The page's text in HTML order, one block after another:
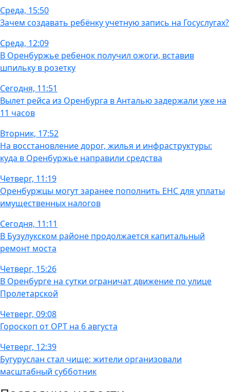
Среда, 15:50
Зачем создавать ребёнку учетную запись на Госуслугах?
Среда, 12:09
В Оренбуржье ребенок получил ожоги, вставив
шпильку в розетку
Сегодня, 11:51
Вылет рейса из Оренбурга в Анталью задержали уже на
11 часов
Вторник, 17:52
На восстановление дорог, жилья и инфраструктуры:
куда в Оренбуржье направили средства
Четверг, 11:19
Оренбуржцы могут заранее пополнить ЕНС для уплаты
имущественных налогов
Сегодня, 11:11
В Бузулукском районе продолжается капитальный
ремонт моста
Четверг, 15:26
В Оренбурге на сутки ограничат движение по улице
Пролетарской
Четверг, 09:08
Гороскоп от ОРТ на 6 августа
Четверг, 12:39
Бугуруслан стал чище: жители организовали
масштабный субботник